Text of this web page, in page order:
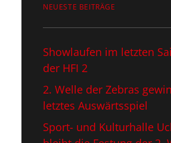
NEUESTE BEITRÄGE
Showlaufen im letzten
der HFI 2
2. Welle der Zebras
letztes Auswärtsspiel
Sport- und Kulturhalle